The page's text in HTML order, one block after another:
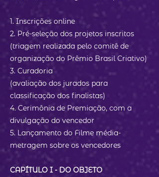
1. Inscrições online
2. Pré-seleção dos projetos inscritos
(triagem realizada pelo comitê de
organização do Prêmio Brasil Criativo)
3. Curadoria
(avaliação dos jurados para
classificação dos finalistas)
4. Cerimônia de Premiação, com a
divulgação do vencedor
5. Lançamento do Filme média-
metragem sobre os vencedores
CAPÍTULO I - DO OBJETO